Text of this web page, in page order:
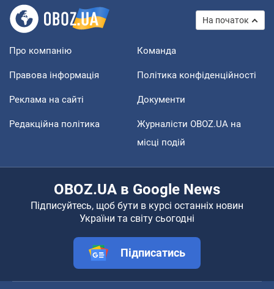
На початок
Про компанію Команда
Правова інформація Політика конфіденційності
Реклама на сайті Документи
Редакційна політика
Журналісти OBOZ.UA на
місці подій
OBOZ.UA в Google News
Підписуйтесь, щоб бути в курсі останніх новин
України та світу сьогодні
Підписатись